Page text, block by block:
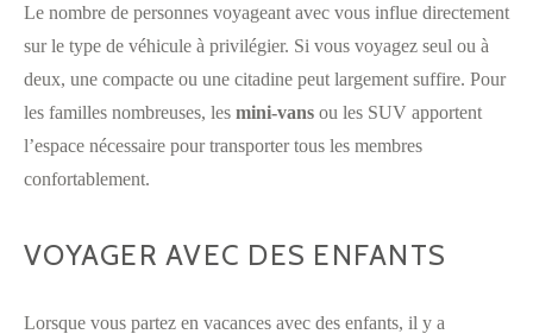
Le nombre de personnes voyageant avec vous influe directement
sur le type de véhicule à privilégier. Si vous voyagez seul ou à
deux, une compacte ou une citadine peut largement suffire. Pour
les familles nombreuses, les mini-vans ou les SUV apportent
l’espace nécessaire pour transporter tous les membres
confortablement.
VOYAGER AVEC DES ENFANTS
Lorsque vous partez en vacances avec des enfants, il y a